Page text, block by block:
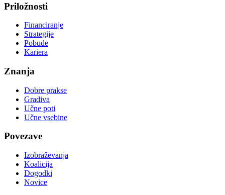
Priložnosti
Financiranje
Strategije
Pobude
Kariera
Znanja
Dobre prakse
Gradiva
Učne poti
Učne vsebine
Povezave
Izobraževanja
Koalicija
Dogodki
Novice